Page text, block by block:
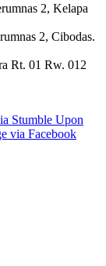
2, Kelapa
2, Cibodas.
Rt. 01 Rw. 012